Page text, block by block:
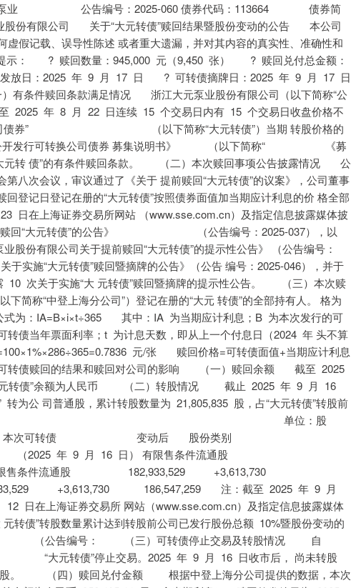
泵业 公告编号：2025-060 债券代码：113664 债券简
公司 关于“大元转债”赎回结果暨股份变动的公告 本公司
假记载、误导性陈述 或者重大遗漏，并对其内容的真实性、准确性和
示： ? 赎回数量：945,000 元（9,450 张） ? 赎回兑付总金额：
放日：2025 年 9 月 17 日 ? 可转债摘牌日：2025 年 9 月 17 日
条件赎回条款满足情况 浙江大元泵业股份有限公司（以下简称“公
2025 年 8 月 22 日连续 15 个交易日内有 15 个交易日收盘价格不
换公司债券” （以下简称“大元转债”）当期 转股价格的
司公开发行可转换公司债券 募集说明书》 （以下简称“ 《募
大元转 债”的有条件赎回条款。 （二）本次赎回事项公告披露情况 公
次会议，审议通过了《关于 提前赎回“大元转债”的议案》，公司董事
回登记日登记在册的“大元转债”按照债券面值加当期应计利息的价 格全部
日在上海证券交易所网站 （www.sse.com.cn）及指定信息披露媒体披
前赎回“大元转债”的公告》 （公告编号：2025-037），以
份有限公司关于提前赎回“大元转债”的提示性公告》 （公告编号：
于实施“大元转债”赎回暨摘牌的公告》（公告 编号：2025-046），并于
次关于实施“大 元转债”赎回暨摘牌的提示性公告。 （三）本次赎
简称“中登上海分公司”）登记在册的“大元 转债”的全部持有人。 格为
为：IA=B×i×t÷365 其中：IA 为当期应计利息；B 为本次发行的可
转债当年票面利率；t 为计息天数，即从上一个付息日（2024 年 头不算
元/张 赎回价格=可转债面值+当期应计利息
转债赎回的结果和赎回对公司的影响 （一）赎回余额 截至 2025
元转债”余额为人民币 （二）转股情况 截止 2025 年 9 月 16
为公 司普通股，累计转股数量为 21,805,835 股，占“大元转债”转股前
额的 13.0748%。 单位：股
债 变动后 股份类别
2025 年 9 月 16 日） 有限售条件流通股
股 182,933,529 +3,613,730
+3,613,730 186,547,259 注：截至 2025 年 9 月
日在上海证券交易所 网站（www.sse.com.cn）及指定信息披露媒体
转债”转股数量累计达到转股前公司已发行股份总额 10%暨股份变动的
三）可转债停止交易及转股情况 自
”停止交易。2025 年 9 月 16 日收市后， 尚未转股
股。 （四）赎回兑付金额 根据中登上海分公司提供的数据，本次